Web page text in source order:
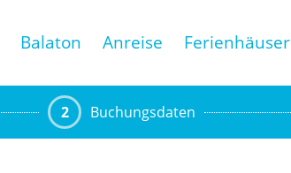
Balaton Anreise Ferienhäuser
2 Buchungsdaten